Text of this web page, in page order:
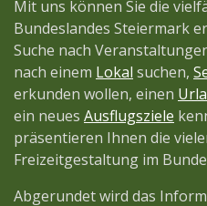
Mit uns können Sie die
Bundeslandes Steiermark
Suche nach
nach einem Lokal suchen,
erkunden wollen, einen
ein neues Ausflugsziele
präsentieren Ihnen die
Freizeitgestaltung im
Abgerundet wird das